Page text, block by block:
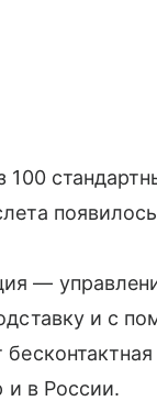
100
—
и с
и в России.